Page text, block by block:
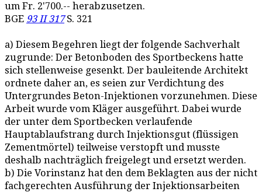
um Fr. 2'700.-- herabzusetzen.
BGE 93 II 317S. 321
a) Diesem Begehren liegt der folgende Sachverhalt
zugrunde: Der Betonboden des Sportbeckens hatte
sich stellenweise gesenkt. Der bauleitende Architekt
ordnete daher an, es seien zur Verdichtung des
Untergrundes Beton-Injektionen vorzunehmen. Diese
Arbeit wurde vom Kläger ausgeführt. Dabei wurde
der unter dem Sportbecken verlaufende
Hauptablaufstrang durch Injektionsgut (flüssigen
Zementmörtel) teilweise verstopft und musste
deshalb nachträglich freigelegt und ersetzt werden.
b) Die Vorinstanz hat den dem Beklagten aus der nicht
fachgerechten Ausführung der Injektionsarbeiten